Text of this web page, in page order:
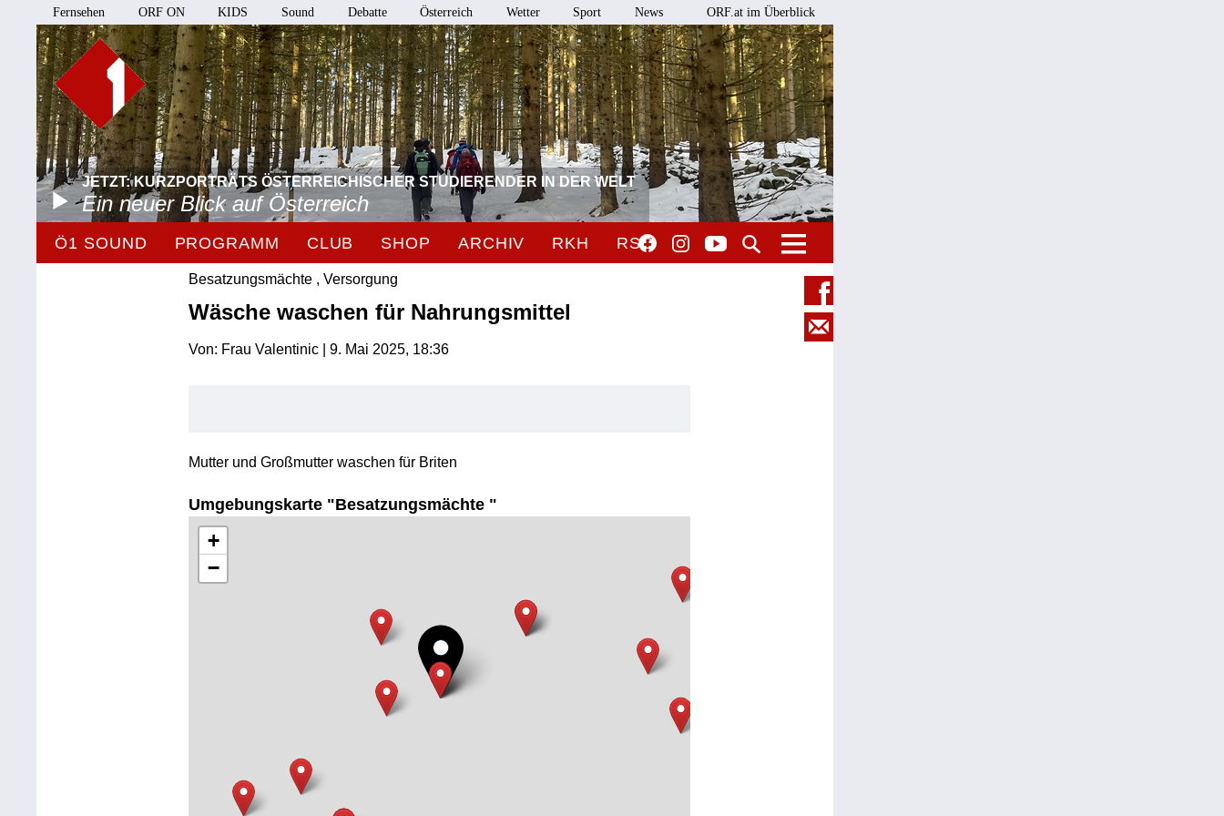
Fernsehen ORF ON KIDS Sound Debatte Österreich Wetter Sport News ORF.at im Überblick
JETZT: KURZPORTRÄTS ÖSTERREICHISCHER STUDIERENDER IN DER WELT
Ein neuer Blick auf Österreich
Ö1 SOUND PROGRAMM CLUB SHOP ARCHIV RKH RSO
Besatzungsmächte , Versorgung
Wäsche waschen für Nahrungsmittel
Von: Frau Valentinic | 9. Mai 2025, 18:36
Mutter und Großmutter waschen für Briten
Umgebungskarte "Besatzungsmächte "
+
−